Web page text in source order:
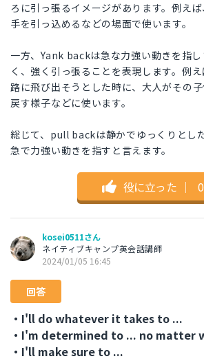
ろに引っ張るイメージがあります。例えば
手を引っ込めるなどの場面で使います。
一方、Yank backは急な力強い動きを指
く、強く引っ張ることを表現します。例
路に飛び出そうとした時に、大人がその
戻す様子などに使います。
総じて、pull backは静かでゆっくりとし
急で力強い動きを指すと言えます。
役に立った ｜ 0
kosei0511さん
ネイティブキャンプ英会話講師
2024/01/05 16:45
回答
・I'll do whatever it takes to ...
・I'm determined to ... no matter
・I'll make sure to ...